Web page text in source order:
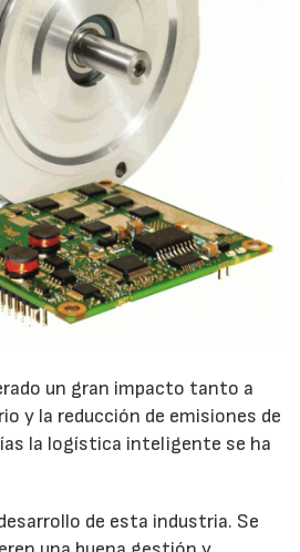
un gran impacto tanto a
y la reducción de emisiones de
la logística inteligente se ha
de esta industria. Se
AF26_IFM